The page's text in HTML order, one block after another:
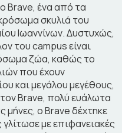
Brave, ένα από τα
σκυλιά του
Ιωαννίνων. Δυστυχώς,
του campus είναι
ζώα, καθώς το
που έχουν
και μεγάλου μεγέθους,
Brave, πολύ ευάλωτα
μήνες, ο Brave δέχτηκε
με επιφανειακές